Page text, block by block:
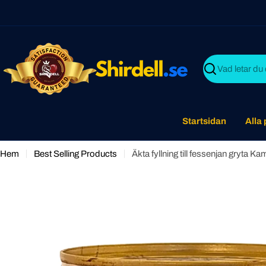
Search
Startsidan Alla
Hem Best Selling Products Äkta fyllning till fessenjan gryta